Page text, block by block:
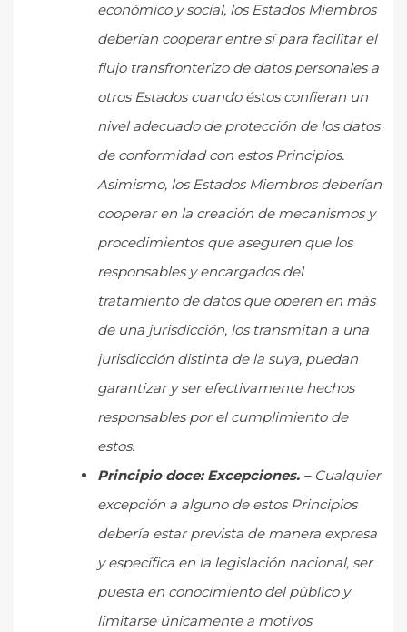
económico y social, los Estados Miembros
deberían cooperar entre sí para facilitar el
flujo transfronterizo de datos personales a
otros Estados cuando éstos confieran un
nivel adecuado de protección de los datos
de conformidad con estos Principios.
Asimismo, los Estados Miembros deberían
cooperar en la creación de mecanismos y
procedimientos que aseguren que los
responsables y encargados del
tratamiento de datos que operen en más
de una jurisdicción, los transmitan a una
jurisdicción distinta de la suya, puedan
garantizar y ser efectivamente hechos
responsables por el cumplimiento de
estos.
Principio doce: Excepciones. –Cualquier
excepción a alguno de estos Principios
debería estar prevista de manera expresa
y específica en la legislación nacional, ser
puesta en conocimiento del público y
limitarse únicamente a motivos